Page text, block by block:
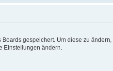
gespeichert. Um diese zu
Einstellungen ändern.